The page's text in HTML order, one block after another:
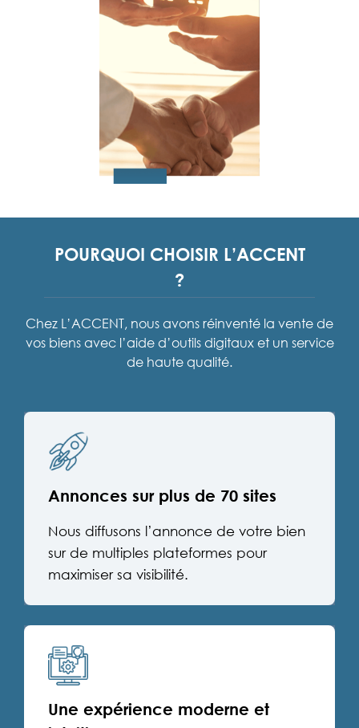
POURQUOI CHOISIR L’ACCENT
?
Chez L’ACCENT, nous avons réinventé la vente de
vos biens avec l’aide d’outils digitaux et un service
de haute qualité.
Annonces sur plus de 70 sites
Nous diffusons l’annonce de votre bien
sur de multiples plateformes pour
maximiser sa visibilité.
Une expérience moderne et